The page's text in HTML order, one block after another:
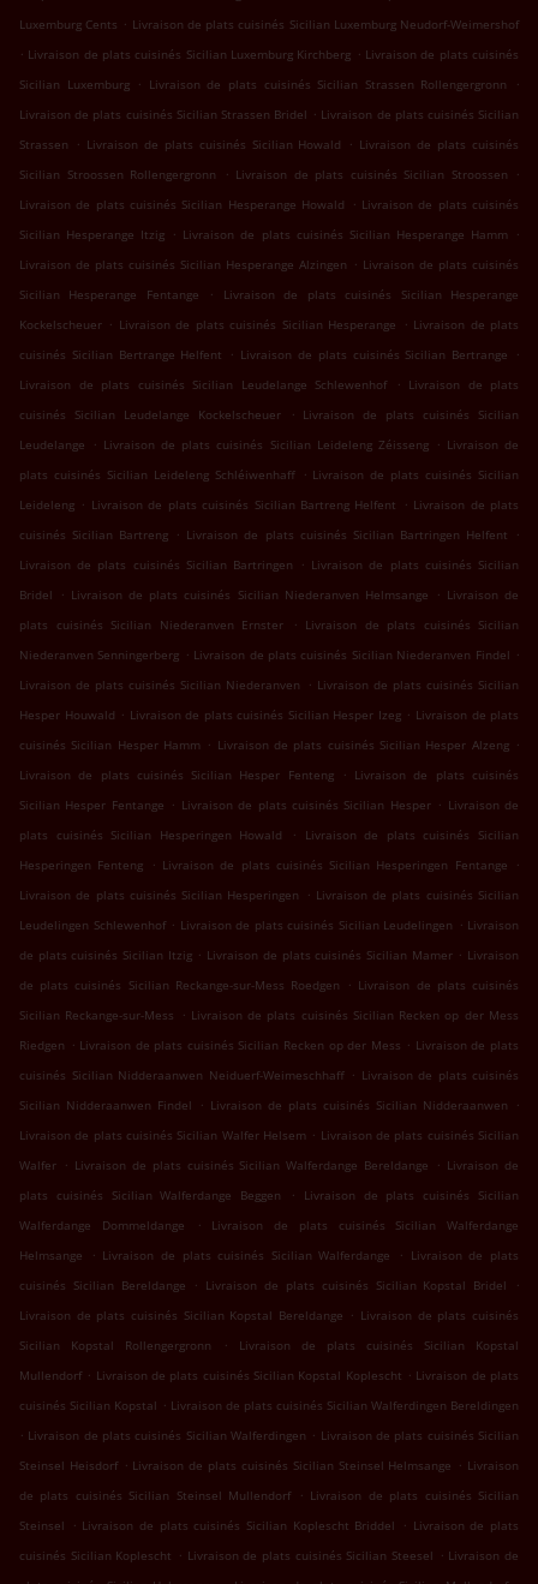
Luxemburg Cents . Livraison de plats cuisinés Sicilian Luxemburg Neudorf-Weimershof
. Livraison de plats cuisinés Sicilian Luxemburg Kirchberg . Livraison de plats cuisinés
Sicilian Luxemburg . Livraison de plats cuisinés Sicilian Strassen Rollengergronn
.
Livraison de plats cuisinés Sicilian Strassen Bridel . Livraison de plats cuisinés Sicilian
Strassen
. Livraison de plats cuisinés Sicilian Howald . Livraison de plats cuisinés
Sicilian Stroossen Rollengergronn
. Livraison de plats cuisinés Sicilian Stroossen
.
Livraison de plats cuisinés Sicilian Hesperange Howald
. Livraison de plats cuisinés
Sicilian Hesperange Itzig . Livraison de plats cuisinés Sicilian Hesperange Hamm
.
Livraison de plats cuisinés Sicilian Hesperange Alzingen . Livraison de plats cuisinés
Sicilian Hesperange Fentange
.
Livraison de plats cuisinés Sicilian Hesperange
Kockelscheuer . Livraison de plats cuisinés Sicilian Hesperange . Livraison de plats
cuisinés Sicilian Bertrange Helfent
. Livraison de plats cuisinés Sicilian Bertrange
.
Livraison de plats cuisinés Sicilian Leudelange Schlewenhof
. Livraison de plats
cuisinés Sicilian Leudelange Kockelscheuer
. Livraison de plats cuisinés Sicilian
Leudelange
. Livraison de plats cuisinés Sicilian Leideleng Zéisseng . Livraison de
plats cuisinés Sicilian Leideleng Schléiwenhaff . Livraison de plats cuisinés Sicilian
Leideleng . Livraison de plats cuisinés Sicilian Bartreng Helfent . Livraison de plats
cuisinés Sicilian Bartreng . Livraison de plats cuisinés Sicilian Bartringen Helfent
.
Livraison de plats cuisinés Sicilian Bartringen
. Livraison de plats cuisinés Sicilian
Bridel
. Livraison de plats cuisinés Sicilian Niederanven Helmsange . Livraison de
plats cuisinés Sicilian Niederanven Ernster
. Livraison de plats cuisinés Sicilian
Niederanven Senningerberg . Livraison de plats cuisinés Sicilian Niederanven Findel .
Livraison de plats cuisinés Sicilian Niederanven
. Livraison de plats cuisinés Sicilian
Hesper Houwald . Livraison de plats cuisinés Sicilian Hesper Izeg . Livraison de plats
cuisinés Sicilian Hesper Hamm . Livraison de plats cuisinés Sicilian Hesper Alzeng .
Livraison de plats cuisinés Sicilian Hesper Fenteng
. Livraison de plats cuisinés
Sicilian Hesper Fentange . Livraison de plats cuisinés Sicilian Hesper . Livraison de
plats cuisinés Sicilian Hesperingen Howald
.
Livraison de plats cuisinés Sicilian
Hesperingen Fenteng
. Livraison de plats cuisinés Sicilian Hesperingen Fentange
.
Livraison de plats cuisinés Sicilian Hesperingen
. Livraison de plats cuisinés Sicilian
Leudelingen Schlewenhof . Livraison de plats cuisinés Sicilian Leudelingen . Livraison
de plats cuisinés Sicilian Itzig . Livraison de plats cuisinés Sicilian Mamer . Livraison
de plats cuisinés Sicilian Reckange-sur-Mess Roedgen
. Livraison de plats cuisinés
Sicilian Reckange-sur-Mess
. Livraison de plats cuisinés Sicilian Recken op der Mess
Riedgen . Livraison de plats cuisinés Sicilian Recken op der Mess . Livraison de plats
cuisinés Sicilian Nidderaanwen Neiduerf-Weimeschhaff . Livraison de plats cuisinés
Sicilian Nidderaanwen Findel
. Livraison de plats cuisinés Sicilian Nidderaanwen
.
Livraison de plats cuisinés Sicilian Walfer Helsem . Livraison de plats cuisinés Sicilian
Walfer . Livraison de plats cuisinés Sicilian Walferdange Bereldange . Livraison de
plats cuisinés Sicilian Walferdange Beggen
.
Livraison de plats cuisinés Sicilian
Walferdange Dommeldange
.
Livraison de plats cuisinés Sicilian Walferdange
Helmsange
. Livraison de plats cuisinés Sicilian Walferdange . Livraison de plats
cuisinés Sicilian Bereldange
. Livraison de plats cuisinés Sicilian Kopstal Bridel
.
Livraison de plats cuisinés Sicilian Kopstal Bereldange . Livraison de plats cuisinés
Sicilian Kopstal Rollengergronn
.
Livraison de plats cuisinés Sicilian Kopstal
Mullendorf . Livraison de plats cuisinés Sicilian Kopstal Koplescht . Livraison de plats
cuisinés Sicilian Kopstal . Livraison de plats cuisinés Sicilian Walferdingen Bereldingen
. Livraison de plats cuisinés Sicilian Walferdingen . Livraison de plats cuisinés Sicilian
Steinsel Heisdorf . Livraison de plats cuisinés Sicilian Steinsel Helmsange . Livraison
de plats cuisinés Sicilian Steinsel Mullendorf
. Livraison de plats cuisinés Sicilian
Steinsel
. Livraison de plats cuisinés Sicilian Koplescht Briddel . Livraison de plats
cuisinés Sicilian Koplescht . Livraison de plats cuisinés Sicilian Steesel . Livraison de